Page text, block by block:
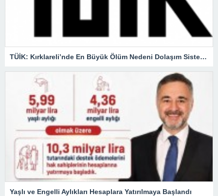
TÜİK: Kırklareli’nde En Büyük Ölüm Nedeni Dolaşım Sistemi Hastalıkları
Yaşlı ve Engelli Aylıkları Hesaplara Yatırılmaya Başlandı